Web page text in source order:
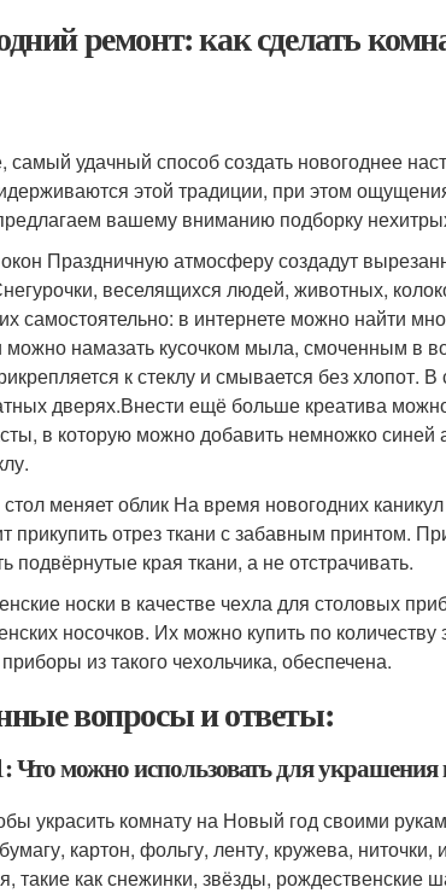
ремонт: как сделать
самый удачный способ создать новогоднее
этой традиции, при этом
вашему вниманию подборку
Праздничную атмосферу создадут
веселящихся людей, животных,
самостоятельно: в интернете можно найти
можно намазать кусочком мыла, смоченным в
к стеклу и смывается без хлопот.
дверях.Внести ещё больше креатива
в которую можно добавить немножко
меняет облик На время новогодних
прикупить отрез ткани с забавным
подвёрнутые края ткани, а не отстрачивать.
носки в качестве чехла для столовых
носочков. Их можно купить по
из такого чехольчика, обеспечена.
вопросы и ответы:
Что можно использовать для
украсить комнату на Новый год своими
картон, фольгу, ленту, кружева,
такие как снежинки, звёзды,